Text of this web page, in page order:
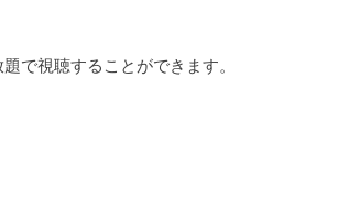
で視聴することができます。